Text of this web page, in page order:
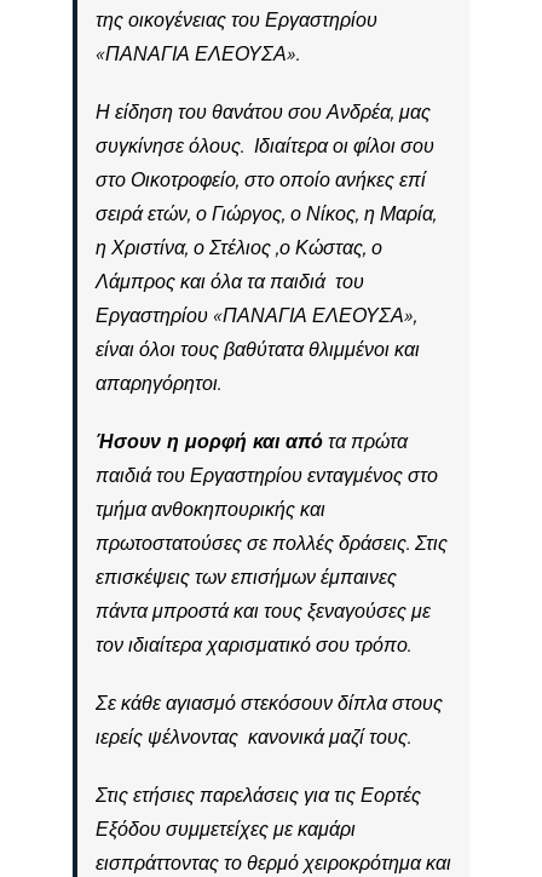
της οικογένειας του Εργαστηρίου
«ΠΑΝΑΓΙΑ ΕΛΕΟΥΣΑ».
Η είδηση του θανάτου σου Ανδρέα, μας
συγκίνησε όλους. Ιδιαίτερα οι φίλοι σου
στο Οικοτροφείο, στο οποίο ανήκες επί
σειρά ετών, ο Γιώργος, ο Νίκος, η Μαρία,
η Χριστίνα, ο Στέλιος ,ο Κώστας, ο
Λάμπρος και όλα τα παιδιά του
Εργαστηρίου «ΠΑΝΑΓΙΑ ΕΛΕΟΥΣΑ»,
είναι όλοι τους βαθύτατα θλιμμένοι και
απαρηγόρητοι.
Ήσουν η μορφή και από τα πρώτα
παιδιά του Εργαστηρίου ενταγμένος στο
τμήμα ανθοκηπουρικής και
πρωτοστατούσες σε πολλές δράσεις. Στις
επισκέψεις των επισήμων έμπαινες
πάντα μπροστά και τους ξεναγούσες με
τον ιδιαίτερα χαρισματικό σου τρόπο.
Σε κάθε αγιασμό στεκόσουν δίπλα στους
ιερείς ψέλνοντας κανονικά μαζί τους.
Στις ετήσιες παρελάσεις για τις Εορτές
Εξόδου συμμετείχες με καμάρι
εισπράττοντας το θερμό χειροκρότημα και